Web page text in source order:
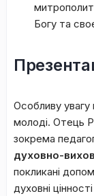
Богу та
Особливу увагу
молоді. Отець
зокрема
духовно-
покликані
духовні